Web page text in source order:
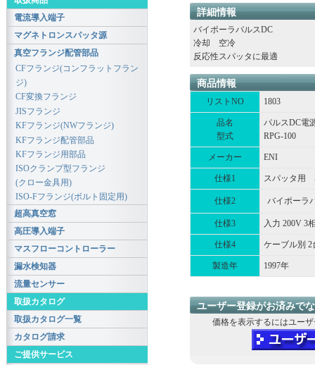
詳細情報
バイポーラパルスDC
冷却 空冷
反応性スパッタに最適
商品情報
リストNO 1803
品名
型式
パルスDC電
RPG-100
メーカー ENI
仕様1 スパッタ用
仕様2 バイポーラ
仕様3 入力 200V 3
仕様4 ケーブル別 2
製造年 1997年
ユーザー登録がお済みで
価格を表示するにはユー
電流導入端子
マグネトロンスパッタ源
真空フランジ配管部品
CFフランジ(コンフラットフラン
ジ)
CF変換フランジ
JISフランジ
KFフランジ(NWフランジ)
KFフランジ配管部品
KFフランジ用部品
ISOクランプ型フランジ
(クロー金具用)
ISO-Fフランジ(ボルト固定用)
超高真空窓
高圧導入端子
マスフローコントローラー
漏水検知器
流量センサー
取扱カタログ
取扱カタログ一覧
カタログ請求
ご提供サービス